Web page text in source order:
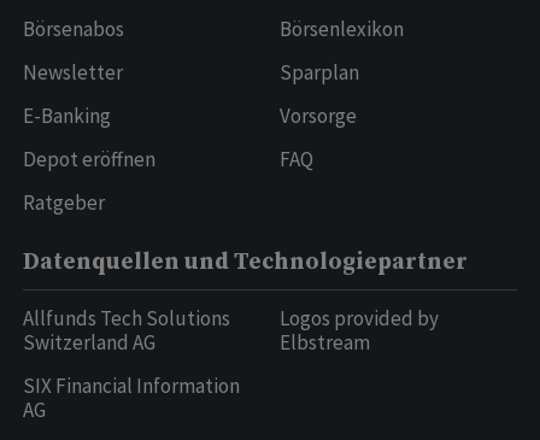
Börsenabos
Newsletter
E-Banking
Depot eröffnen
Ratgeber
Börsenlexikon
Sparplan
Vorsorge
FAQ
Datenquellen und Technologiepartner
Allfunds Tech Solutions
Switzerland AG
SIX Financial Information
AG
Logos provided by
Elbstream